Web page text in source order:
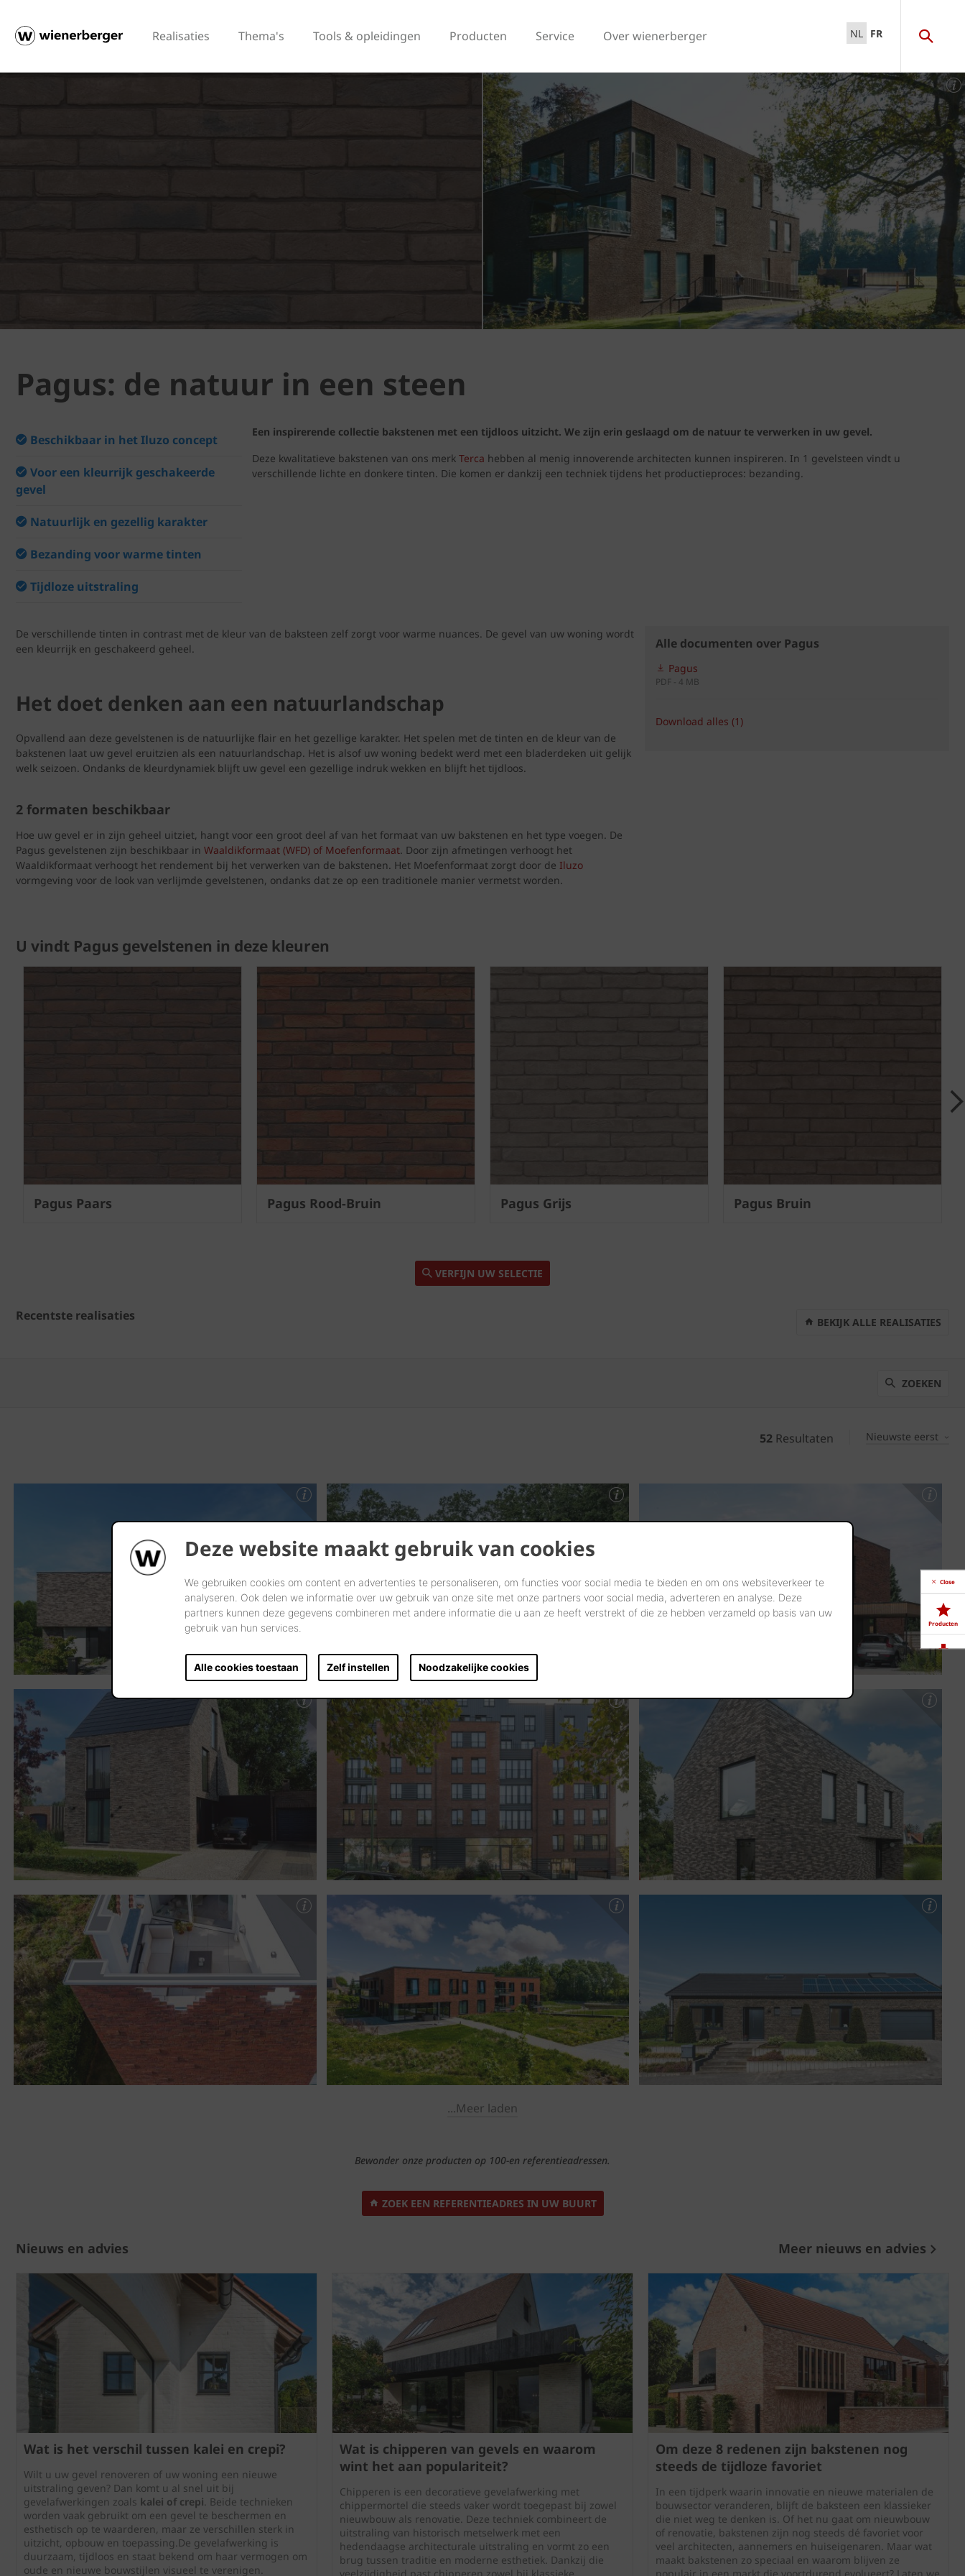
Deze website maakt gebruik van cookies
We gebruiken cookies om content en advertenties te personaliseren, om functies voor social media te bieden en om ons websiteverkeer te
analyseren. Ook delen we informatie over uw gebruik van onze site met onze partners voor social media, adverteren en analyse. Deze
partners kunnen deze gegevens combineren met andere informatie die u aan ze heeft verstrekt of die ze hebben verzameld op basis van uw
gebruik van hun services.
Alle cookies toestaan Zelf instellen Noodzakelijke cookies
Realisaties Thema's Tools & opleidingen Producten Service Over wienerberger NL FR
Pagus: de natuur in een steen
Beschikbaar in het Iluzo concept
Voor een kleurrijk geschakeerde
gevel
Natuurlijk en gezellig karakter
Bezanding voor warme tinten
Tijdloze uitstraling
Een inspirerende collectie bakstenen met een tijdloos uitzicht. We zijn erin geslaagd om de natuur te verwerken in uw gevel.
Deze kwalitatieve bakstenen van ons merk Terca hebben al menig innoverende architecten kunnen inspireren. In 1 gevelsteen vindt u
verschillende lichte en donkere tinten. Die komen er dankzij een techniek tijdens het productieproces: bezanding.
De verschillende tinten in contrast met de kleur van de baksteen zelf zorgt voor warme nuances. De gevel van uw woning wordt
een kleurrijk en geschakeerd geheel.
Het doet denken aan een natuurlandschap
Opvallend aan deze gevelstenen is de natuurlijke flair en het gezellige karakter. Het spelen met de tinten en de kleur van de
bakstenen laat uw gevel eruitzien als een natuurlandschap. Het is alsof uw woning bedekt werd met een bladerdeken uit gelijk
welk seizoen. Ondanks de kleurdynamiek blijft uw gevel een gezellige indruk wekken en blijft het tijdloos.
2 formaten beschikbaar
Hoe uw gevel er in zijn geheel uitziet, hangt voor een groot deel af van het formaat van uw bakstenen en het type voegen. De
Pagus gevelstenen zijn beschikbaar in Waaldikformaat (WFD) of Moefenformaat. Door zijn afmetingen verhoogt het
Waaldikformaat verhoogt het rendement bij het verwerken van de bakstenen. Het Moefenformaat zorgt door de Iluzo
vormgeving voor de look van verlijmde gevelstenen, ondanks dat ze op een traditionele manier vermetst worden.
Alle documenten over Pagus
Pagus
PDF - 4 MB
Download alles (1)
U vindt Pagus gevelstenen in deze kleuren
Pagus Paars Pagus Rood-Bruin Pagus Grijs Pagus Bruin
VERFIJN UW SELECTIE
Recentste realisaties BEKIJK ALLE REALISATIES
ZOEKEN
52 Resultaten Nieuwste eerst
...Meer laden
Bewonder onze producten op 100-en referentieadressen.
ZOEK EEN REFERENTIEADRES IN UW BUURT
Nieuws en advies Meer nieuws en advies
Wat is het verschil tussen kalei en crepi?
Wilt u uw gevel renoveren of uw woning een nieuwe
uitstraling geven? Dan komt u al snel uit bij
gevelafwerkingen zoals kalei of crepi . Beide technieken
worden vaak gebruikt om een gevel te beschermen en
esthetisch op te waarderen, maar ze verschillen sterk in
uitzicht, opbouw en toepassing.De gevelafwerking is
duurzaam, tijdloos en staat bekend om haar vermogen om
oude en nieuwe bouwstijlen visueel te verenigen.
Wat is chipperen van gevels en waarom
wint het aan populariteit?
Chipperen is een decoratieve gevelafwerking met
chippermortel die steeds vaker wordt toegepast bij zowel
nieuwbouw als renovatie. Deze techniek combineert de
uitstraling van historisch metselwerk met een
hedendaagse architecturale uitstraling en vormt zo een
brug tussen traditie en moderne esthetiek. Dankzij die
veelzijdigheid past chipperen zowel bij klassieke
Om deze 8 redenen zijn bakstenen nog
steeds de tijdloze favoriet
In een tijdperk waarin innovatie en nieuwe materialen de
bouwsector veranderen, blijft de baksteen een klassieker
die niet weg te denken is. Of het nu gaat om nieuwbouw
of renovatie, bakstenen zijn nog steeds dé favoriet voor
veel architecten, aannemers en huiseigenaren. Maar wat
maakt bakstenen zo speciaal en waarom blijven ze
populair in een markt die voortdurend evolueert? Laten we
Close
Producten
Showrooms